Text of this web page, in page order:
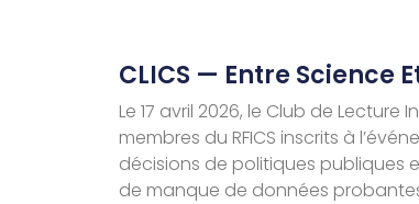
CLICS — Entre Science
Le 17 avril 2026, le Club de
membres du RFICS inscrits à
décisions de politiques publiques
de manque de données